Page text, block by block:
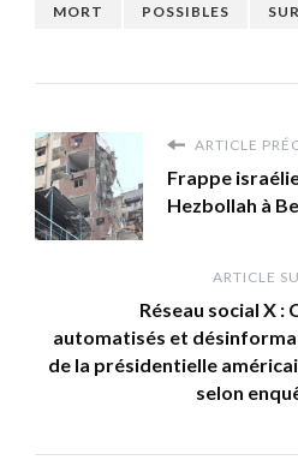
MORT POSSIBLES SUR
ARTICLE
Frappe
Hezbollah à
ARTICLE
Réseau social X :
automatisés et
de la présidentielle
selon